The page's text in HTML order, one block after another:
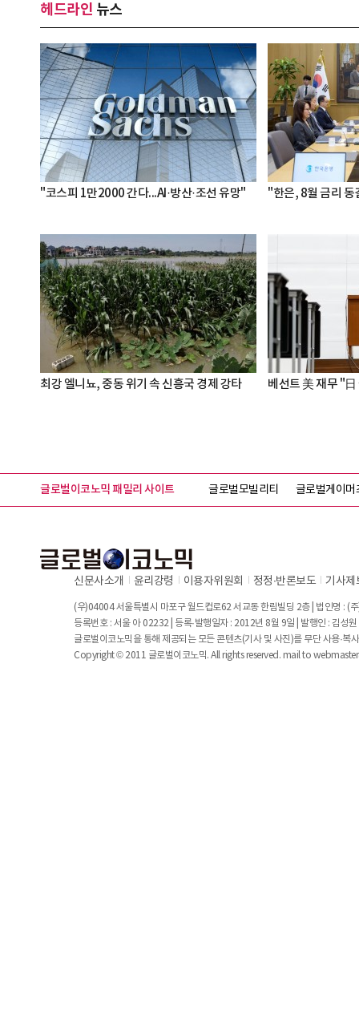
헤드라인 뉴스
"코스피 1만2000 간다...AI·방산·조선 유망" "한은, 8월 금리 동
최강 엘니뇨, 중동 위기 속 신흥국 경제 강타 베선트 美 재무 "
글로벌이코노믹 패밀리 사이트 글로벌모빌리티 글로벌게이머
신문사소개 윤리강령 이용자위원회 정정∙반론보도 기사제
(우)04004 서울특별시 마포구 월드컵로62 서교동 한림빌딩 2층 | 법인명 : (
등록번호 : 서울 아 02232 | 등록·발행일자 : 2012년 8월 9일 | 발행인 : 김성
글로벌이코노믹을 통해 제공되는 모든 콘텐츠(기사 및 사진)를 무단 사용·복
Copyright © 2011 글로벌이코노믹. All rights reserved. mail to